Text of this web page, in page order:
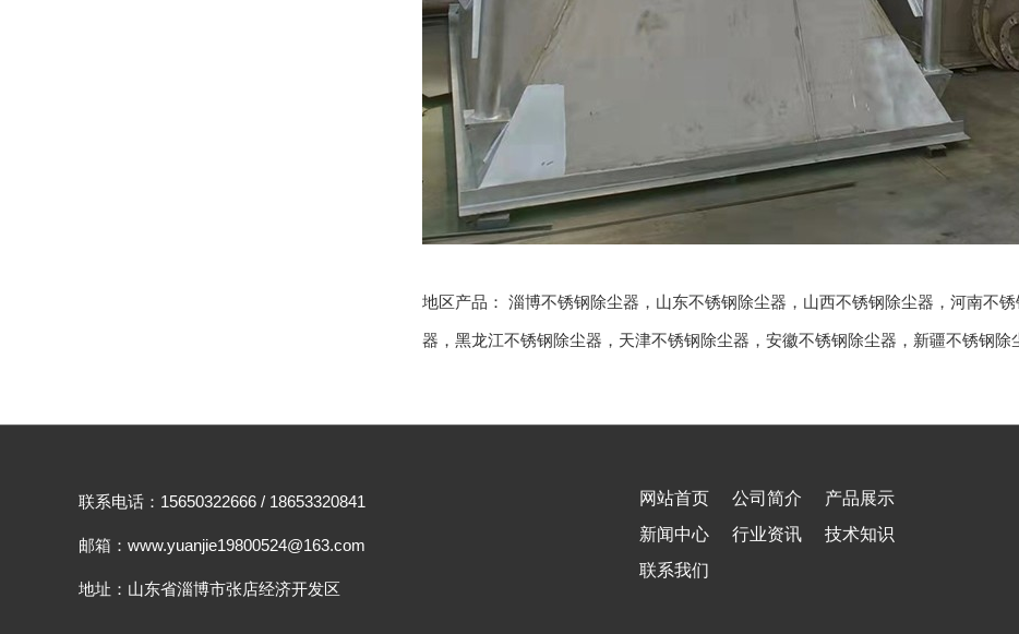
地区产品： 淄博不锈钢除尘器 ， 山东不锈钢除尘器 ， 山西不锈钢除尘器 ， 河南不
器 ， 黑龙江不锈钢除尘器 ， 天津不锈钢除尘器 ， 安徽不锈钢除尘器 ， 新疆不锈钢除
联系电话：15650322666 / 18653320841
邮箱：www.yuanjie19800524@163.com
地址：山东省淄博市张店经济开发区
网站首页 公司简介
产品展示
新闻中心
行业资讯
技术知识
联系我们